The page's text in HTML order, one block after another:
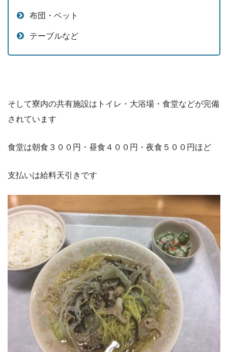
布団・ベット
テーブルなど
そして寮内の共有施設はトイレ・大浴場・食堂などが完備
されています
食堂は朝食３００円・昼食４００円・夜食５００円ほど
支払いは給料天引きです